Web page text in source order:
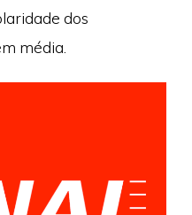
dos
média.